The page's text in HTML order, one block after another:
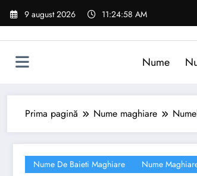
Sari
9 august 2026 11:24:59 AM
Nume
Prima pagină Nume maghiare
Nume De Baieti Maghiare Nume